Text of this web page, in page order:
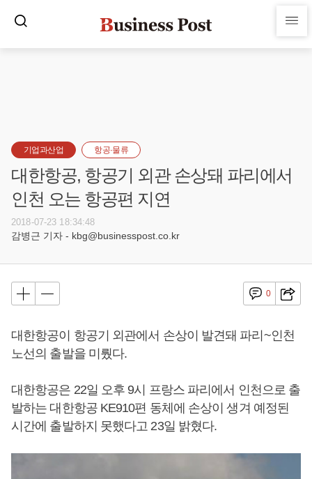
기업과산업 항공·물류
대한항공, 항공기 외관 손상돼 파리에서
인천 오는 항공편 지연
2018-07-23 18:34:48
감병근 기자 - kbg@businesspost.co.kr
0
대한항공이 항공기 외관에서 손상이 발견돼 파리~인천
노선의 출발을 미뤘다.
대한항공은 22일 오후 9시 프랑스 파리에서 인천으로 출
발하는 대한항공 KE910편 동체에 손상이 생겨 예정된
시간에 출발하지 못했다고 23일 밝혔다.